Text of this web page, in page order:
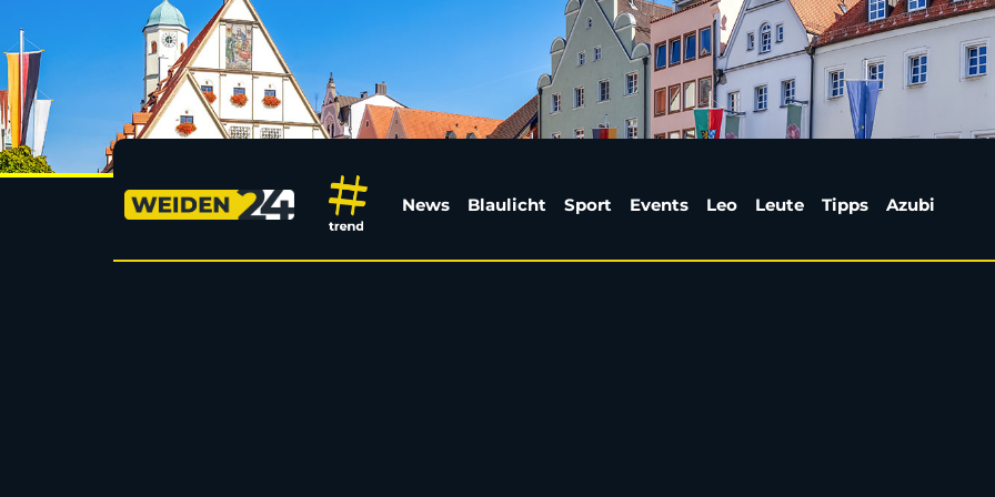
An Bayerns Autobahnen ist Tanken
News Blaulicht Sport Events Leo Leute Tipps Azubi